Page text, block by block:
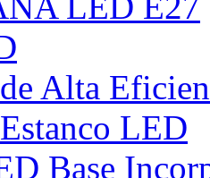
Alta
LED
Base